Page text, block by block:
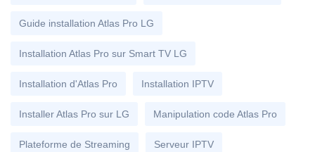
Guide installation Atlas Pro LG
Installation Atlas Pro sur Smart TV LG
Installation d'Atlas Pro Installation IPTV
Installer Atlas Pro sur LG Manipulation code Atlas Pro
Plateforme de Streaming Serveur IPTV